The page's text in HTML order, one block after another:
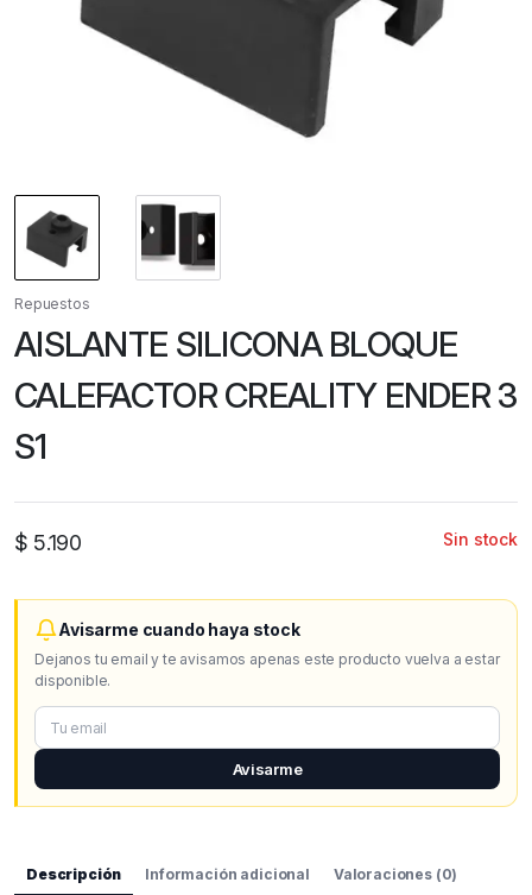
Repuestos
AISLANTE SILICONA BLOQUE
CALEFACTOR CREALITY ENDER 3
S1
$ 5.190 Sin stock
Avisarme cuando haya stock
Dejanos tu email y te avisamos apenas este producto vuelva a estar
disponible.
Avisarme
Descripción Información adicional Valoraciones (0)